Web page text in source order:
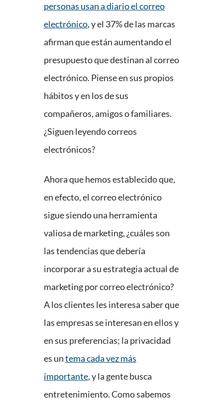
personas usan a diario el correo
electrónico, y el 37% de las marcas
afirman que están aumentando el
presupuesto que destinan al correo
electrónico. Piense en sus propios
hábitos y en los de sus
compañeros, amigos o familiares.
¿Siguen leyendo correos
electrónicos?
Ahora que hemos establecido que,
en efecto, el correo electrónico
sigue siendo una herramienta
valiosa de marketing, ¿cuáles son
las tendencias que debería
incorporar a su estrategia actual de
marketing por correo electrónico?
A los clientes les interesa saber que
las empresas se interesan en ellos y
en sus preferencias; la privacidad
es untema cada vez más
importante, y la gente busca
entretenimiento. Como sabemos